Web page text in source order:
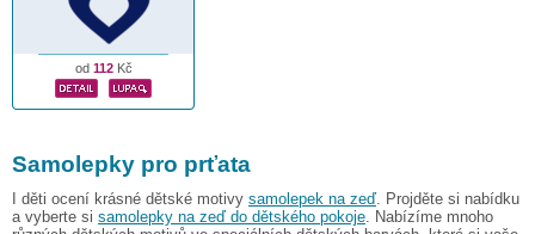
od 112Kč
Samolepky pro prťata
I děti ocení krásné dětské motivy samolepek na zeď. Projděte si nabídku
a vyberte si samolepky na zeď do dětského pokoje . Nabízíme mnoho